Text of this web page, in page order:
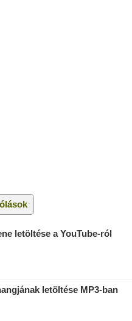
letöltése a YouTube-ról
letöltése MP3-ban